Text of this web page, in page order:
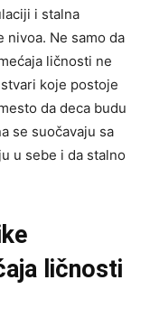
i stalna
nivoa. Ne samo da
ličnosti ne
koje postoje
da deca budu
se suočavaju sa
u sebe i da stalno
ličnosti